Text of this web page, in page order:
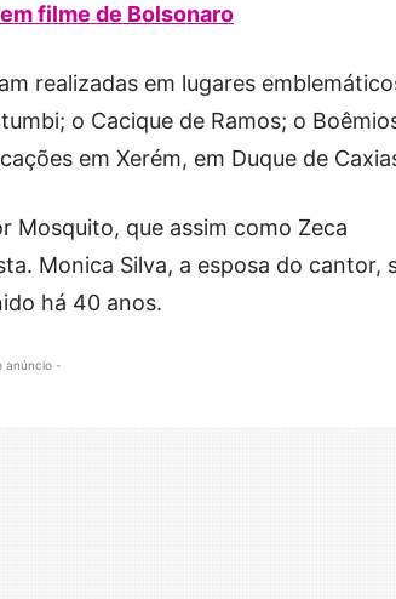
filme de Bolsonaro
realizadas em lugares
o Cacique de Ramos; o
em Xerém, em Duque de
Mosquito, que assim como Zeca
Monica Silva, a esposa do cantor,
há 40 anos.
anúncio -